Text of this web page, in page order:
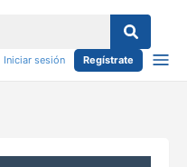
Iniciar sesión Regístrate